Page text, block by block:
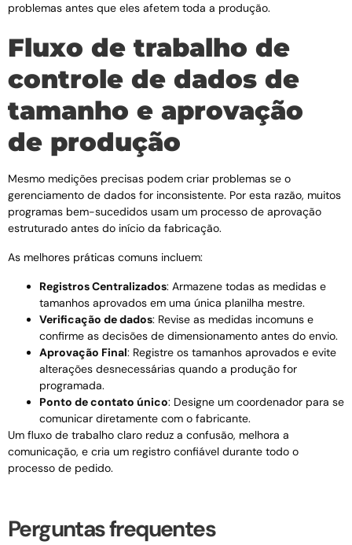
problemas antes que eles afetem toda a produção.
Fluxo de trabalho de
controle de dados de
tamanho e aprovação
de produção
Mesmo medições precisas podem criar problemas se o
gerenciamento de dados for inconsistente. Por esta razão, muitos
programas bem-sucedidos usam um processo de aprovação
estruturado antes do início da fabricação.
As melhores práticas comuns incluem:
Registros Centralizados: Armazene todas as medidas e
tamanhos aprovados em uma única planilha mestre.
Verificação de dados: Revise as medidas incomuns e
confirme as decisões de dimensionamento antes do envio.
Aprovação Final: Registre os tamanhos aprovados e evite
alterações desnecessárias quando a produção for
programada.
Ponto de contato único: Designe um coordenador para se
comunicar diretamente com o fabricante.
Um fluxo de trabalho claro reduz a confusão, melhora a
comunicação, e cria um registro confiável durante todo o
processo de pedido.
Perguntas frequentes